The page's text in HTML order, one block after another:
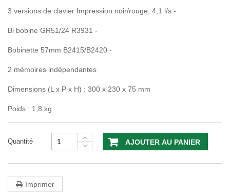
3 versions de clavier Impression noir/rouge, 4,1 l/s -
Bi bobine GR51/24 R3931 -
Bobinette 57mm B2415/B2420 -
2 mémoires indépendantes
Dimensions (L x P x H) : 300 x 230 x 75 mm
Poids : 1,8 kg
Quantité AJOUTER AU PANIER
Imprimer